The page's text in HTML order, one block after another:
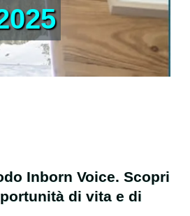
Inborn Voice. Scopri
di vita e di